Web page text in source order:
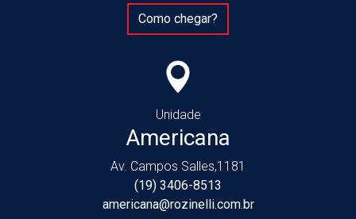
Como chegar?
Unidade
Americana
Av. Campos Salles,1181
(19) 3406-8513
americana@rozinelli.com.br